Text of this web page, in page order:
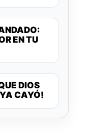
EN TU
DIOS
CAYÓ!